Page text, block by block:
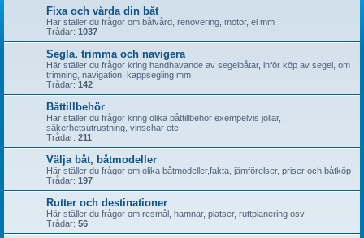
Fixa och vårda din båt
Här ställer du frågor om båtvård, renovering, motor, el mm
Trådar: 1037
Segla, trimma och navigera
Här ställer du frågor kring handhavande av segelbåtar, inför köp av segel, om
trimning, navigation, kappsegling mm
Trådar: 142
Båttillbehör
Här ställer du frågor kring olika båttillbehör exempelvis jollar,
säkerhetsutrustning, vinschar etc
Trådar: 211
Välja båt, båtmodeller
Här ställer du frågor om olika båtmodeller,fakta, jämförelser, priser och båtköp
Trådar: 197
Rutter och destinationer
Här ställer du frågor om resmål, hamnar, platser, ruttplanering osv.
Trådar: 56